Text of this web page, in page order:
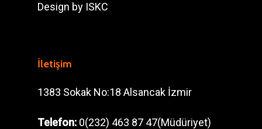
Design by ISKC
İletişim
1383 Sokak No:18 Alsancak İzmir
Telefon: 0(232) 463 87 47(Müdüriyet)